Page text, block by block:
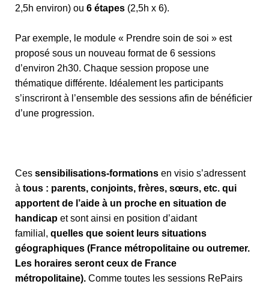
2,5h environ) ou 6 étapes (2,5h x 6).
Par exemple, le module « Prendre soin de soi » est
proposé sous un nouveau format de 6 sessions
d’environ 2h30. Chaque session propose une
thématique différente. Idéalement les participants
s’inscriront à l’ensemble des sessions afin de bénéficier
d’une progression.
Ces sensibilisations-formations en visio s’adressent
à tous : parents, conjoints, frères, sœurs, etc. qui
apportent de l’aide à un proche en situation de
handicap et sont ainsi en position d’aidant
familial, quelles que soient leurs situations
géographiques (France métropolitaine ou outremer.
Les horaires seront ceux de France
métropolitaine). Comme toutes les sessions RePairs